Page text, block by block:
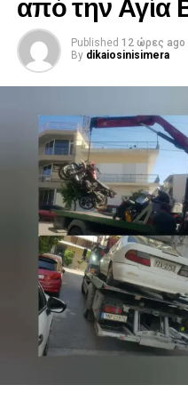
Published 12 ώρες ago
By dikaiosinisimera